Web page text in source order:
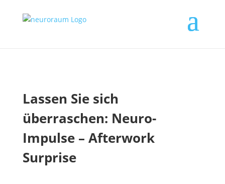
Lassen Sie sich
überraschen: Neuro-
Impulse – Afterwork
Surprise